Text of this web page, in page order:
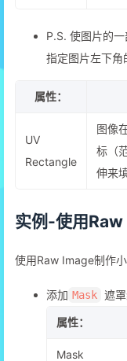
P.S. 使图片的
指定图片左下角
属性：
UV
Rectangle
图像
标（
伸来
实例-使用
使用Raw Image制作
添加 Mask 遮
属性：
Mask